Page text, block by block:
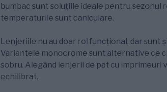
bumbac sunt soluţiile ideale pentru sezonul
temperaturile sunt caniculare.
Lenjeriile nu au doar rol funcţional, dar
Variantele monocrome sunt alternative ce
sobru. Alegând lenjerii de pat cu imprimeuri
echilibrat.